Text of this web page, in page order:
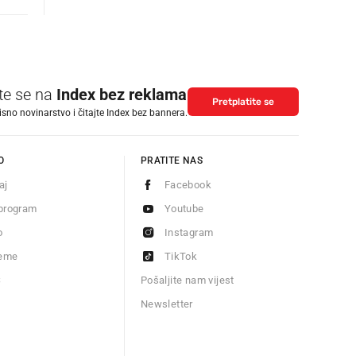
se na Index bez reklama
novinarstvo i čitajte Index bez bannera.
Pretplatite se
PRATITE NAS
Facebook
Youtube
Instagram
TikTok
Pošaljite nam vijest
Newsletter